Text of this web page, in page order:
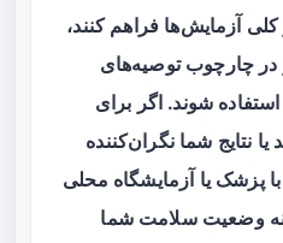
آزمایش‌ها فراهم کنند،
و در چارچوب توصیه‌های
شوند. اگر برای
نتایج شما نگران‌کننده
پزشک یا آزمایشگاه محلی
وضعیت سلامت شما